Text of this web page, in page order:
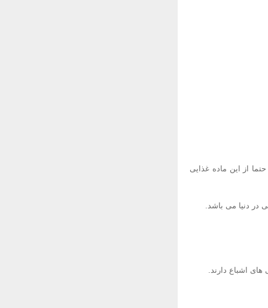
از این ماده غذایی
اشباع دارند.